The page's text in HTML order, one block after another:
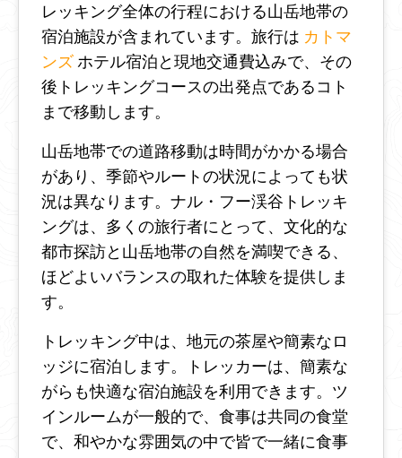
レッキング全体の行程における山岳地帯の
宿泊施設が含まれています。旅行は カトマ
ンズ ホテル宿泊と現地交通費込みで、その
後トレッキングコースの出発点であるコト
まで移動します。
山岳地帯での道路移動は時間がかかる場合
があり、季節やルートの状況によっても状
況は異なります。ナル・フー渓谷トレッキ
ングは、多くの旅行者にとって、文化的な
都市探訪と山岳地帯の自然を満喫できる、
ほどよいバランスの取れた体験を提供しま
す。
トレッキング中は、地元の茶屋や簡素なロ
ッジに宿泊します。トレッカーは、簡素な
がらも快適な宿泊施設を利用できます。ツ
インルームが一般的で、食事は共同の食堂
で、和やかな雰囲気の中で皆で一緒に食事